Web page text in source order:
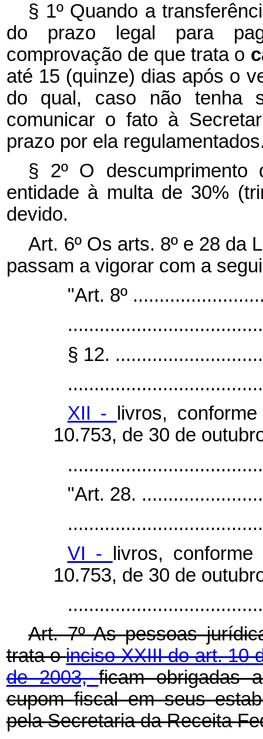
§ 1º Quando a
do prazo legal para
comprovação de que trata o
até 15 (quinze) dias após o
do qual, caso não tenha
comunicar o fato à
prazo por ela
§ 2º O
entidade à multa de 30%
devido.
Art. 6º Os arts. 8º e 28 da
passam a vigorar com a
"Art. 8º
§ 12.
XII -
livros,
10.753, de 30 de
"Art. 28.
VI -
livros,
10.753, de 30 de
Art. 7º As pessoas
trata oinciso XXIII do art. 10
de 2003,ficam obrigadas
cupom fiscal em seus
pela Secretaria da